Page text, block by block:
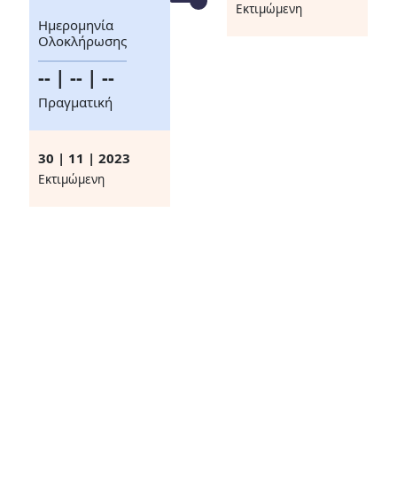
Eκτιμώμενη
Ημερομηνία
Ολοκλήρωσης
-- | -- | --
Πραγματική
30 | 11 | 2023
Eκτιμώμενη